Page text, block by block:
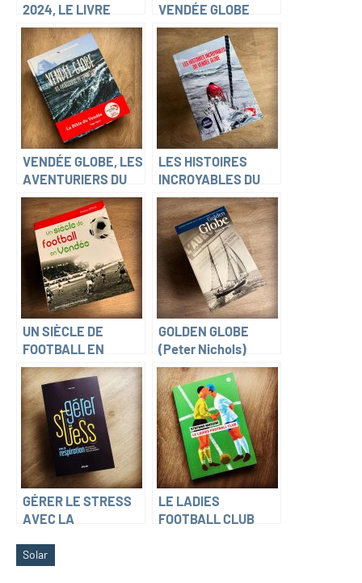
2024, LE LIVRE
OFFICIEL DE LA
COURSE (Antoine
Grenapin)
VENDÉE GLOBE
(Didier Planson et
Fabrice Hodecent)
VENDÉE GLOBE, LES
AVENTURIERS DU
GRAND SUD (Dino Di
Meo et Antoine
Grenapin)
LES HISTOIRES
INCROYABLES DU
VENDÉE GLOBE
(Dino Di Meo)
UN SIÈCLE DE
FOOTBALL EN
VENDÉE (Matthieu
Deniau)
GOLDEN GLOBE
(Peter Nichols)
GÉRER LE STRESS
AVEC LA
Cam)
LE LADIES
FOOTBALL CLUB
Solar